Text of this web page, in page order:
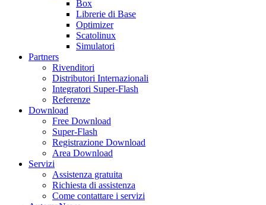
Box
Librerie di Base
Optimizer
Scatolinux
Simulatori
Partners
Rivenditori
Distributori Internazionali
Integratori Super-Flash
Referenze
Download
Free Download
Super-Flash
Registrazione Download
Area Download
Servizi
Assistenza gratuita
Richiesta di assistenza
Come contattare i servizi